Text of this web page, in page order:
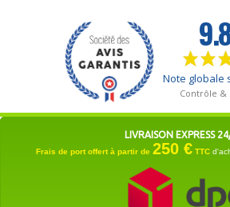
LIVRAISON EXPRESS
Frais de port offert à partir de 250 € TTC